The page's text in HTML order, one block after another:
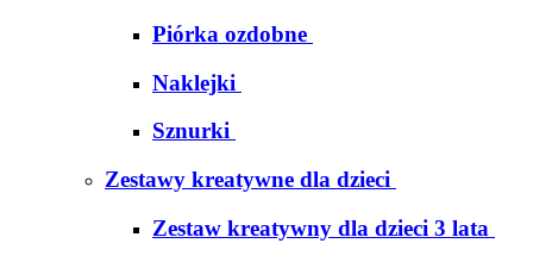
Piórka ozdobne
Naklejki
Sznurki
Zestawy kreatywne dla dzieci
Zestaw kreatywny dla dzieci 3 lata